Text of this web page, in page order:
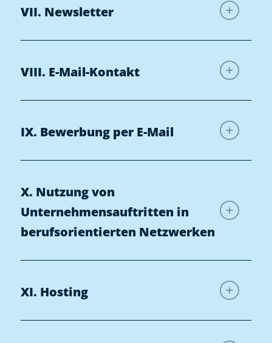
VII. Newsletter
VIII. E-Mail-Kontakt
IX. Bewerbung per E-Mail
X. Nutzung von
Unternehmensauftritten in
berufsorientierten Netzwerken
XI. Hosting